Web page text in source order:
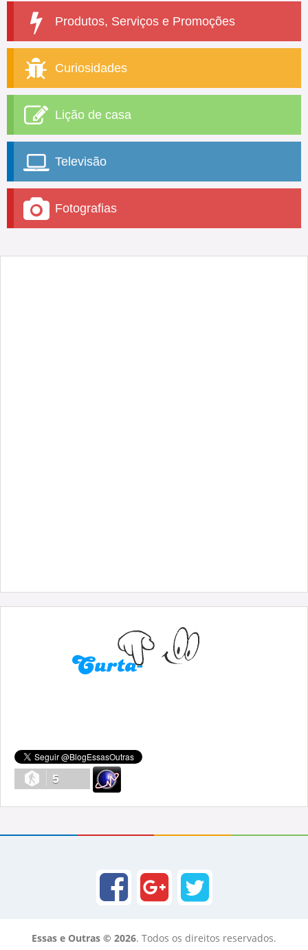
Produtos, Serviços e Promoções
Curiosidades
Lição de casa
Televisão
Fotografias
5
Essas e Outras © 2026. Todos os direitos reservados.